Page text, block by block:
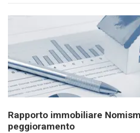
Rapporto immobiliare
peggioramento